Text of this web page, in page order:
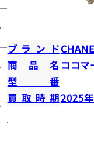
ブランド
商品名 ココ
型番
買取時期2025